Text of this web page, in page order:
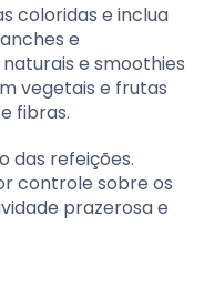
coloridas e inclua
e
e smoothies
vegetais e frutas
fibras.
das refeições.
controle sobre os
prazerosa e